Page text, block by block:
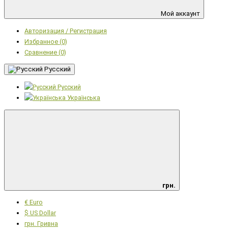
Мой аккаунт
Авторизация / Регистрация
Избранное (0)
Сравнение (0)
Русский
Русский
Українська
грн.
€ Euro
$ US Dollar
грн. Гривна